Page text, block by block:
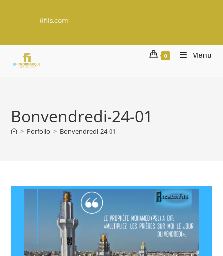
0 Menu
Bonvendredi-24-01
> Porfolio > Bonvendredi-24-01